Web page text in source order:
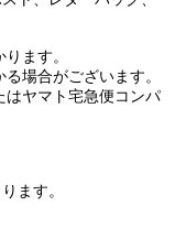
ます。
場合がございます。
ヤマト宅急便コンパ
ます。